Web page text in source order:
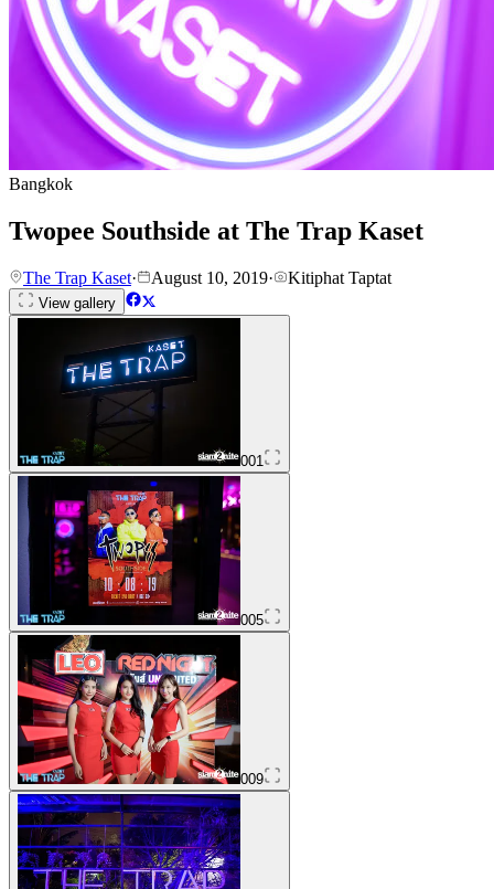
Bangkok
Twopee Southside at The Trap Kaset
The Trap Kaset· August 10, 2019· Kitiphat Taptat
View gallery
001
005
009